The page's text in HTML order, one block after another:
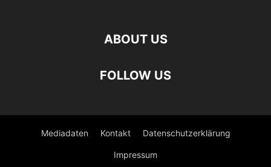
ABOUT US
FOLLOW US
Mediadaten Kontakt Datenschutzerklärung
Impressum